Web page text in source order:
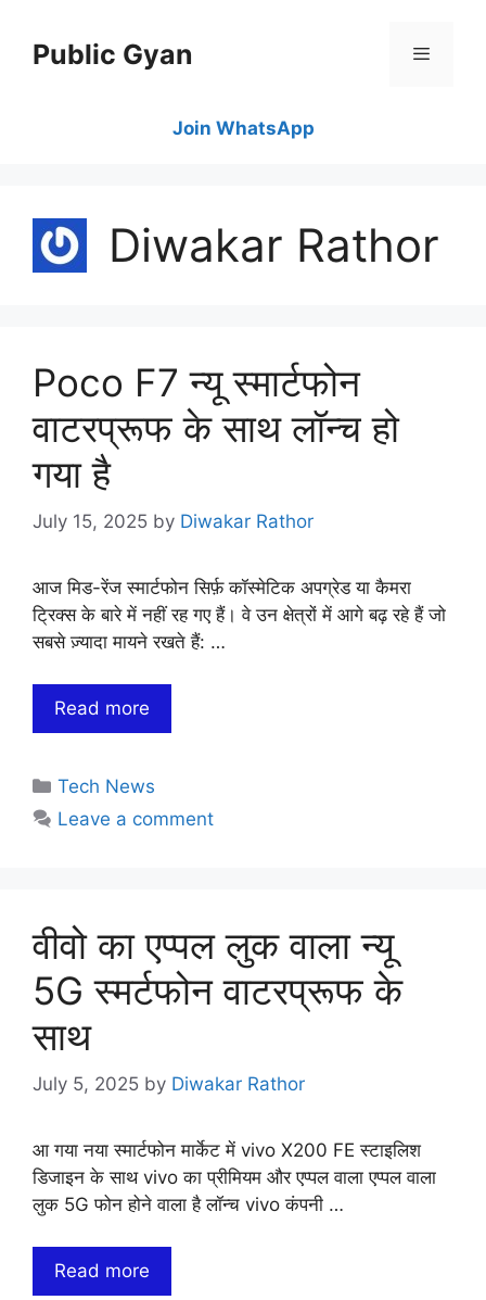
contentPublic Gyan
Join WhatsApp
Diwakar Rathor
Poco F7 न्यू स्मार्टफोन
वाटरप्रूफ के साथ लॉन्च हो
गया है
July 15, 2025 by Diwakar Rathor
आज मिड-रेंज स्मार्टफोन सिर्फ़ कॉस्मेटिक अपग्रेड या कैमरा
ट्रिक्स के बारे में नहीं रह गए हैं। वे उन क्षेत्रों में आगे बढ़ रहे हैं जो
सबसे ज़्यादा मायने रखते हैं: …
Read more
Categories
Tech News
Leave a comment
वीवो का एप्पल लुक वाला न्यू
5G स्मर्टफोन वाटरप्रूफ के
साथ
July 5, 2025 by Diwakar Rathor
आ गया नया स्मार्टफोन मार्केट में vivo X200 FE स्टाइलिश
डिजाइन के साथ vivo का प्रीमियम और एप्पल वाला एप्पल वाला
लुक 5G फोन होने वाला है लॉन्च vivo कंपनी …
Read more